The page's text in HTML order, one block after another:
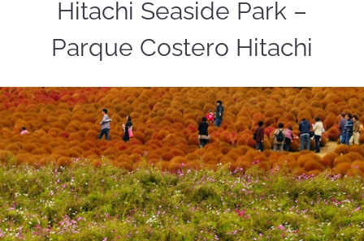
Hitachi Seaside Park –
Parque Costero Hitachi